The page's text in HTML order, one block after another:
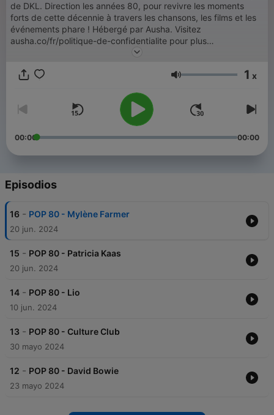
de DKL. Direction les années 80, pour revivre les moments
forts de cette décennie à travers les chansons, les films et les
événements phare ! Hébergé par Ausha. Visitez
ausha.co/fr/politique-de-confidentialite pour plus
Volumen 1 x
00:00 00:00
Episodios
16 - POP 80 - Mylène Farmer
20 jun. 2024
15 - POP 80 - Patricia Kaas
20 jun. 2024
14 - POP 80 - Lio
10 jun. 2024
13 - POP 80 - Culture Club
30 mayo 2024
12 - POP 80 - David Bowie
23 mayo 2024